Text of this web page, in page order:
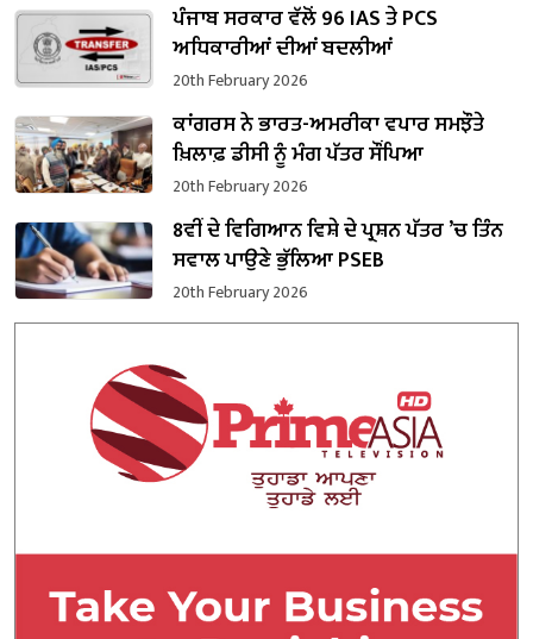
ਪੰਜਾਬ ਸਰਕਾਰ ਵੱਲੋਂ 96 IAS ਤੇ PCS
ਅਧਿਕਾਰੀਆਂ ਦੀਆਂ ਬਦਲੀਆਂ
20th February 2026
ਕਾਂਗਰਸ ਨੇ ਭਾਰਤ-ਅਮਰੀਕਾ ਵਪਾਰ ਸਮਝੌਤੇ
ਖ਼ਿਲਾਫ਼ ਡੀਸੀ ਨੂੰ ਮੰਗ ਪੱਤਰ ਸੌਂਪਿਆ
20th February 2026
8ਵੀਂ ਦੇ ਵਿਗਿਆਨ ਵਿਸ਼ੇ ਦੇ ਪ੍ਰਸ਼ਨ ਪੱਤਰ ’ਚ ਤਿੰਨ
ਸਵਾਲ ਪਾਉਣੇ ਭੁੱਲਿਆ PSEB
20th February 2026